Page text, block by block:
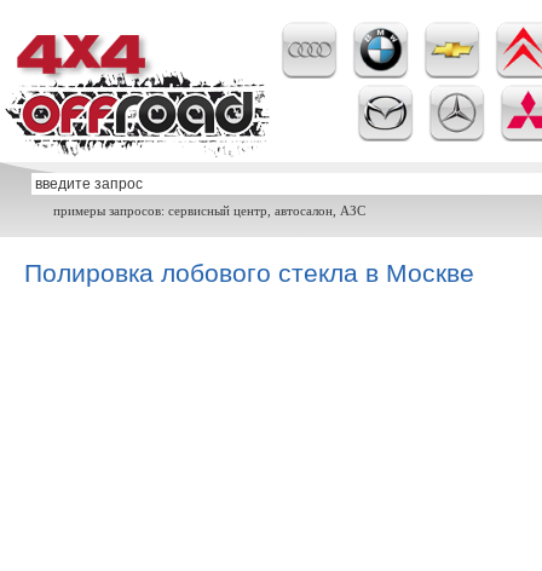
примеры запросов: сервисный центр, автосалон, АЗС
Полировка лобового стекла в Москве